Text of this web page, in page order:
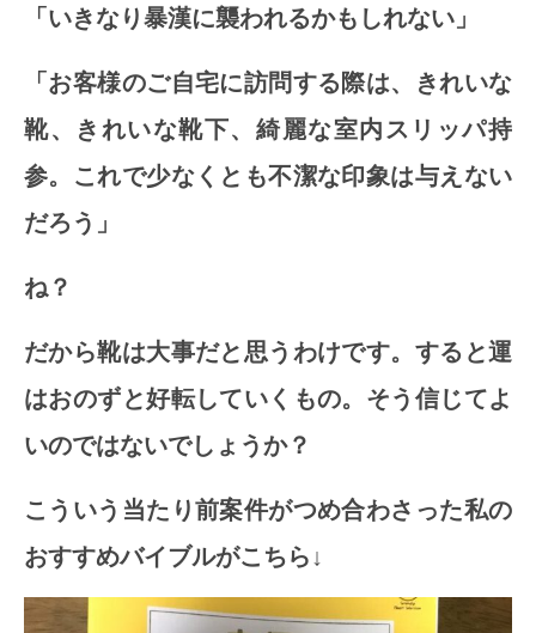
「いきなり暴漢に襲われるかもしれない」
「お客様のご自宅に訪問する際は、きれいな
靴、きれいな靴下、綺麗な室内スリッパ持
参。これで少なくとも不潔な印象は与えない
だろう」
ね？
だから靴は大事だと思うわけです。すると運
はおのずと好転していくもの。そう信じてよ
いのではないでしょうか？
こういう当たり前案件がつめ合わさった私の
おすすめバイブルがこちら↓